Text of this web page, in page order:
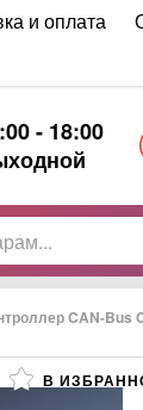
и оплата
- 18:00
CAN-Bus
В